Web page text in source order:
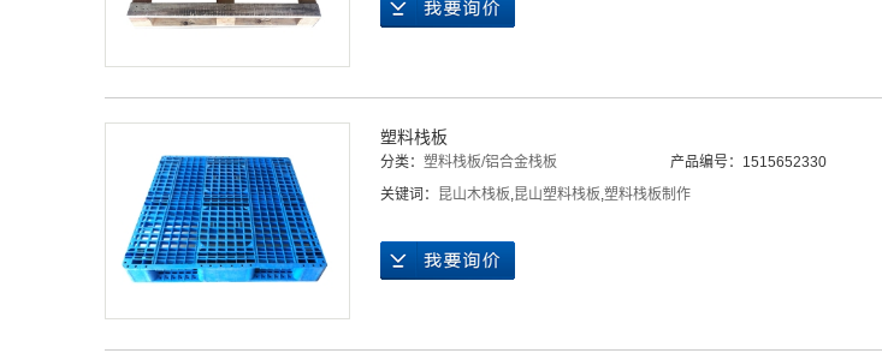
塑料栈板
分类： 塑料栈板/铝合金栈板 产品编号：1515652330
关键词： 昆山木栈板,昆山塑料栈板,塑料栈板制作